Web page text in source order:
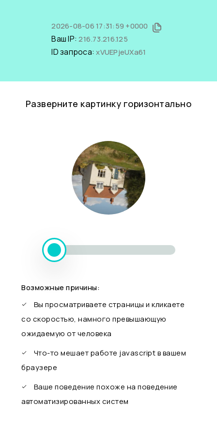
2026-08-06 17:31:59 +0000
Ваш IP:216.73.216.125
ID запроса:xVUEPjeUXa61
Разверните картинку горизонтально
Возможные причины:
Вы просматриваете страницы и кликаете
со скоростью, намного превышающую
ожидаемую от человека
Что-то мешает работе javascript в вашем
браузере
Ваше поведение похоже на поведение
автоматизированных систем